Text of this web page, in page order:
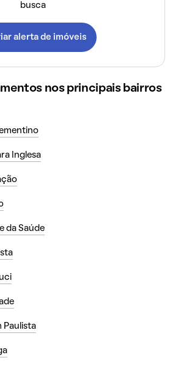
busca
alerta de imóveis
nos principais bairros
Inglesa
da Saúde
Paulista